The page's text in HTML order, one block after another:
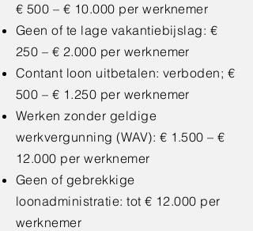
€ 500 – € 10.000 per werknemer
Geen of te lage vakantiebijslag: €
250 – € 2.000 per werknemer
Contant loon uitbetalen: verboden; €
500 – € 1.250 per werknemer
Werken zonder geldige
werkvergunning (WAV): € 1.500 – €
12.000 per werknemer
Geen of gebrekkige
loonadministratie: tot € 12.000 per
werknemer